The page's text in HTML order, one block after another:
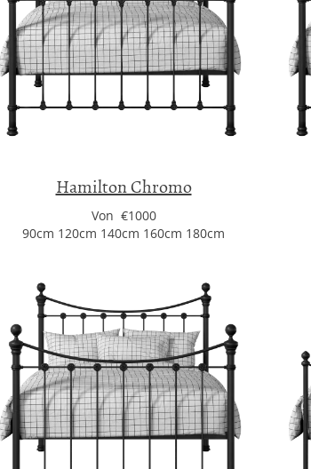
Hamilton Chromo
Von €1000
90cm 120cm 140cm 160cm 180cm